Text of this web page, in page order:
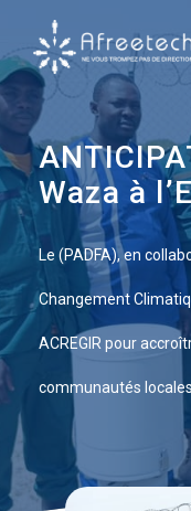
Waza à
Le (PADFA), en
Changement
ACREGIR pour
communautés locales